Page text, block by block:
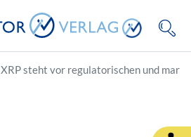
XRP steht vor regulatorischen und